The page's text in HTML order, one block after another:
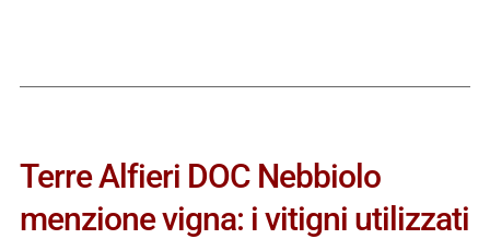
Terre Alfieri DOC Nebbiolo
menzione vigna: i vitigni utilizzati